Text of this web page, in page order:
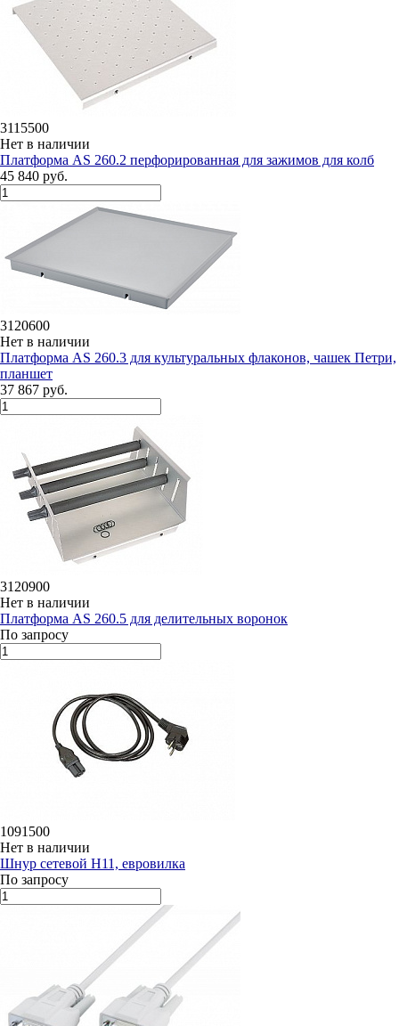
3115500
Нет в наличии
Платформа AS 260.2 перфорированная для зажимов для колб
45 840 руб.
3120600
Нет в наличии
Платформа AS 260.3 для культуральных флаконов, чашек Петри,
планшет
37 867 руб.
3120900
Нет в наличии
Платформа AS 260.5 для делительных воронок
По запросу
1091500
Нет в наличии
Шнур сетевой H11, евровилка
По запросу